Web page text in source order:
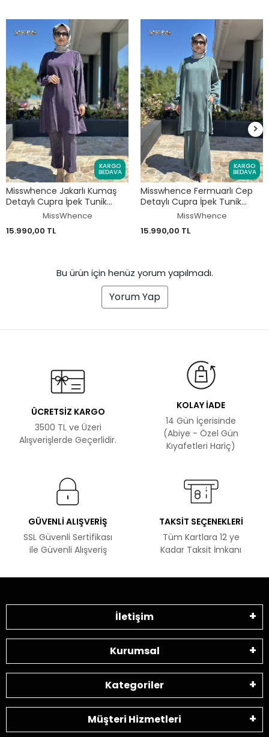
KARGO
BEDAVA
Misswhence Jakarlı Kumaş
Detaylı Cupra İpek Tunik
Pantolon Takım 39014
MissWhence
15.990,00 TL
KARGO
BEDAVA
Misswhence Fermuarlı Cep
Detaylı Cupra İpek Tunik
Pantolon Takım 39025
MissWhence
15.990,00 TL
Bu ürün için henüz yorum yapılmadı.
Yorum Yap
ÜCRETSİZ KARGO
3500 TL ve Üzeri
Alışverişlerde Geçerlidir.
KOLAY İADE
14 Gün İçerisinde
(Abiye - Özel Gün
Kıyafetleri Hariç)
GÜVENLİ ALIŞVERİŞ
SSL Güvenli Sertifikası
ile Güvenli Alışveriş
TAKSİT SEÇENEKLERİ
Tüm Kartlara 12 ye
Kadar Taksit İmkanı
İletişim
Kurumsal
Kategoriler
Müşteri Hizmetleri